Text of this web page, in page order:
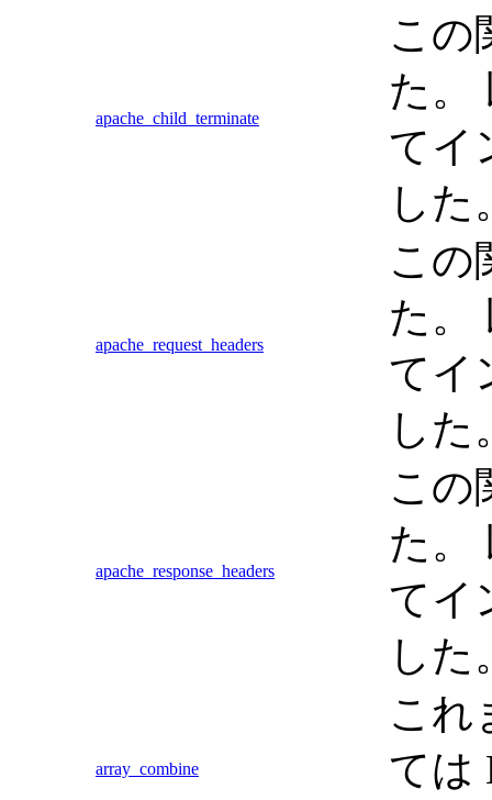
apache_child_terminate
この
た。
てイ
した
apache_request_headers
この
た。
てイ
した
apache_response_headers
この
た。
てイ
した
array_combine
これ
ては